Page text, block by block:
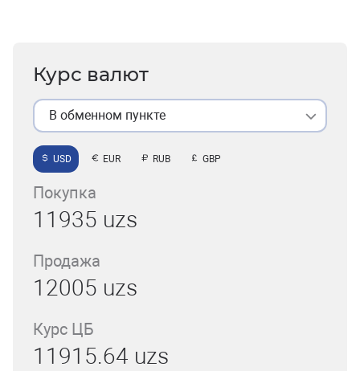
Курс валют
В обменном пункте
USD EUR RUB GBP
Покупка
11935 uzs
Продажа
12005 uzs
Курс ЦБ
11915.64 uzs